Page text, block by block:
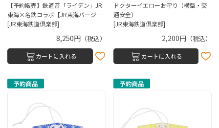
【予約販売】鉄道音「ライデン」JR
東海×名鉄コラボ【JR東海バージ…
[JR東海鉄道倶楽部]
8,250円（税込）
カートに入れる
ドクターイエローお守り（横型・交
通安全）
[JR東海鉄道倶楽部]
2,200円 （税込）
カートに入れる